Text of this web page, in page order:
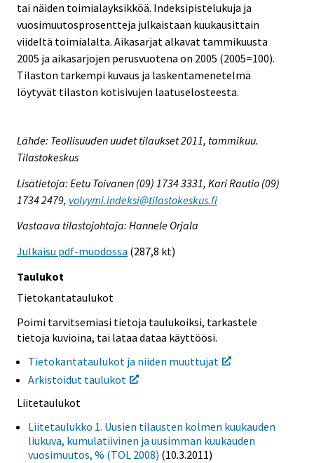
tai näiden toimialayksikköä. Indeksipistelukuja ja
vuosimuutosprosentteja julkaistaan kuukausittain
viideltä toimialalta. Aikasarjat alkavat tammikuusta
2005 ja aikasarjojen perusvuotena on 2005 (2005=100).
Tilaston tarkempi kuvaus ja laskentamenetelmä
löytyvät tilaston kotisivujen laatuselosteesta.
Lähde: Teollisuuden uudet tilaukset 2011, tammikuu.
Tilastokeskus
Lisätietoja: Eetu Toivanen (09) 1734 3331, Kari Rautio (09)
1734 2479, volyymi.indeksi@tilastokeskus.fi
Vastaava tilastojohtaja: Hannele Orjala
Julkaisu pdf-muodossa (287,8 kt)
Taulukot
Tietokantataulukot
Poimi tarvitsemiasi tietoja taulukoiksi, tarkastele
tietoja kuvioina, tai lataa dataa käyttöösi.
Tietokantataulukot ja niiden muuttujat
Arkistoidut taulukot
Liitetaulukot
Liitetaulukko 1. Uusien tilausten kolmen kuukauden
liukuva, kumulatiivinen ja uusimman kuukauden
vuosimuutos, % (TOL 2008) (10.3.2011)